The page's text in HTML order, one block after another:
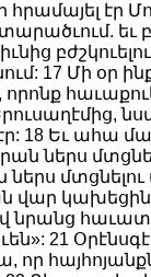
հրամայել էր
տարածւում. եւ
17 Մի օր
էր: 18 Եւ ահա
նրան ներս
վար կախեցին
նրանց
21
որ